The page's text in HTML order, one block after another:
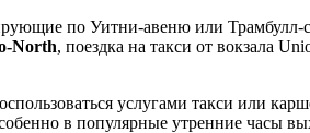
по Уитни-авеню или Трамбулл-
North, поездка на такси от вокзала
услугами такси или
в популярные утренние часы